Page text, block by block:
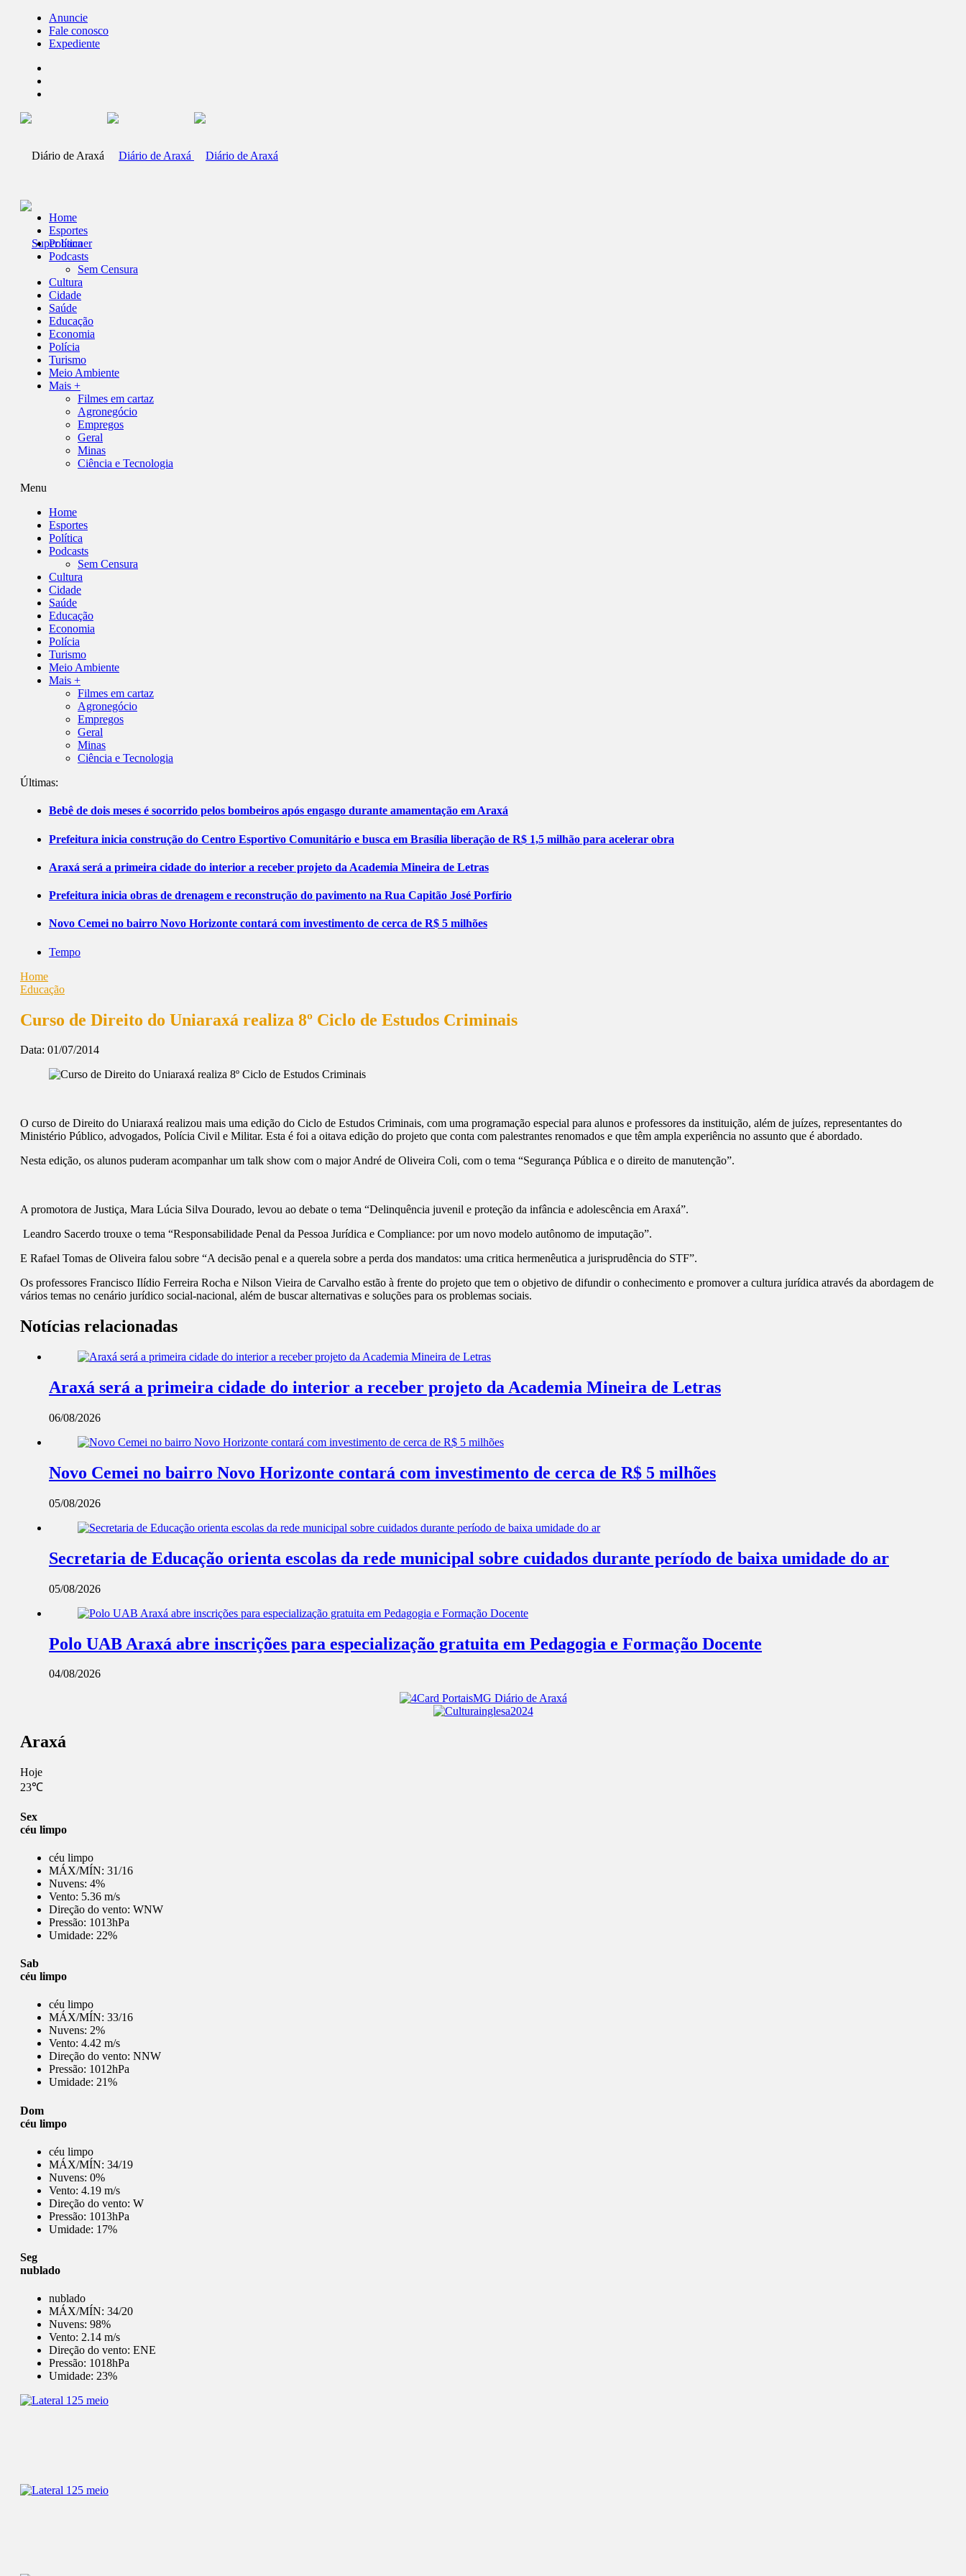
Anuncie
Fale conosco
Expediente
Home
Esportes
Política
Podcasts
Sem Censura
Cultura
Cidade
Saúde
Educação
Economia
Polícia
Turismo
Meio Ambiente
Mais +
Filmes em cartaz
Agronegócio
Empregos
Geral
Minas
Ciência e Tecnologia
Menu
Home
Esportes
Política
Podcasts
Sem Censura
Cultura
Cidade
Saúde
Educação
Economia
Polícia
Turismo
Meio Ambiente
Mais +
Filmes em cartaz
Agronegócio
Empregos
Geral
Minas
Ciência e Tecnologia
Últimas:
Bebê de dois meses é socorrido pelos bombeiros após engasgo durante amamentação em Araxá
Prefeitura inicia construção do Centro Esportivo Comunitário e busca em Brasília liberação de R$ 1,5 milhão para acelerar obra
Araxá será a primeira cidade do interior a receber projeto da Academia Mineira de Letras
Prefeitura inicia obras de drenagem e reconstrução do pavimento na Rua Capitão José Porfírio
Novo Cemei no bairro Novo Horizonte contará com investimento de cerca de R$ 5 milhões
Tempo
Home
Educação
Curso de Direito do Uniaraxá realiza 8º Ciclo de Estudos Criminais
Data: 01/07/2014
O curso de Direito do Uniaraxá realizou mais uma edição do Ciclo de Estudos Criminais, com uma programação especial para alunos e professores da instituição, além de juízes, representantes do
Ministério Público, advogados, Polícia Civil e Militar. Esta é foi a oitava edição do projeto que conta com palestrantes renomados e que têm ampla experiência no assunto que é abordado.
Nesta edição, os alunos puderam acompanhar um talk show com o major André de Oliveira Coli, com o tema “Segurança Pública e o direito de manutenção”.
A promotora de Justiça, Mara Lúcia Silva Dourado, levou ao debate o tema “Delinquência juvenil e proteção da infância e adolescência em Araxá”.
Leandro Sacerdo trouxe o tema “Responsabilidade Penal da Pessoa Jurídica e Compliance: por um novo modelo autônomo de imputação”.
E Rafael Tomas de Oliveira falou sobre “A decisão penal e a querela sobre a perda dos mandatos: uma critica hermenêutica a jurisprudência do STF”.
Os professores Francisco Ilídio Ferreira Rocha e Nilson Vieira de Carvalho estão à frente do projeto que tem o objetivo de difundir o conhecimento e promover a cultura jurídica através da abordagem de
vários temas no cenário jurídico social-nacional, além de buscar alternativas e soluções para os problemas sociais.
Notícias relacionadas
Araxá será a primeira cidade do interior a receber projeto da Academia Mineira de Letras
06/08/2026
Novo Cemei no bairro Novo Horizonte contará com investimento de cerca de R$ 5 milhões
05/08/2026
Secretaria de Educação orienta escolas da rede municipal sobre cuidados durante período de baixa umidade do ar
05/08/2026
Polo UAB Araxá abre inscrições para especialização gratuita em Pedagogia e Formação Docente
04/08/2026
Araxá
Hoje
23℃
Sex
céu limpo
céu limpo
MÁX/MÍN: 31/16
Nuvens: 4%
Vento: 5.36 m/s
Direção do vento: WNW
Pressão: 1013hPa
Umidade: 22%
Sab
céu limpo
céu limpo
MÁX/MÍN: 33/16
Nuvens: 2%
Vento: 4.42 m/s
Direção do vento: NNW
Pressão: 1012hPa
Umidade: 21%
Dom
céu limpo
céu limpo
MÁX/MÍN: 34/19
Nuvens: 0%
Vento: 4.19 m/s
Direção do vento: W
Pressão: 1013hPa
Umidade: 17%
Seg
nublado
nublado
MÁX/MÍN: 34/20
Nuvens: 98%
Vento: 2.14 m/s
Direção do vento: ENE
Pressão: 1018hPa
Umidade: 23%